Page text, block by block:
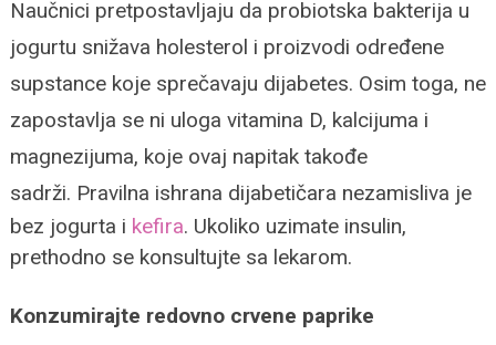
Naučnici pretpostavljaju da probiotska bakterija u
jogurtu snižava holesterol i proizvodi određene
supstance koje sprečavaju dijabetes. Osim toga, ne
zapostavlja se ni uloga vitamina D, kalcijuma i
magnezijuma, koje ovaj napitak takođe
sadrži. Pravilna ishrana dijabetičara nezamisliva je
bez jogurta i kefira. Ukoliko uzimate insulin,
prethodno se konsultujte sa lekarom.
Konzumirajte redovno crvene paprike